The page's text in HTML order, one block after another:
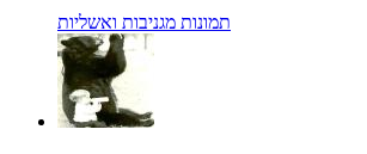
תמונות מגניבות ואשליות